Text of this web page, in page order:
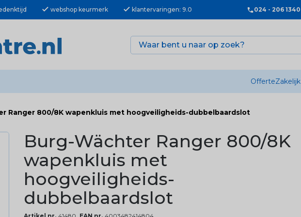
check webshop keurmerk check klantervaringen: 9.0 024 - 206 1340
OfferteZakelijk
Ranger 800/8K wapenkluis met hoogveiligheids-dubbelbaardslot
Burg-Wächter Ranger 800/8K
wapenkluis met
hoogveiligheids-
dubbelbaardslot